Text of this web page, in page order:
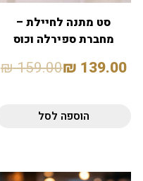
סט מתנה לחיילת –
מחברת ספירלה וכוס
139.00
₪
159.00
₪
הוספה לסל